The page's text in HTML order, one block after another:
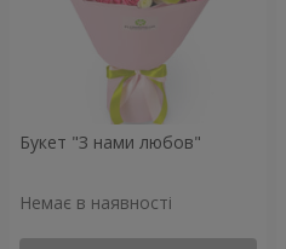
Букет "З нами любов"
Немає в наявності